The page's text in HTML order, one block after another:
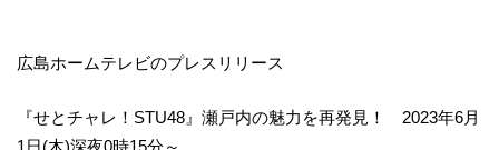
広島ホームテレビのプレスリリース
『せとチャレ！STU48』瀬戸内の魅力を再発見！ 2023年6月
1日(木)深夜0時15分～